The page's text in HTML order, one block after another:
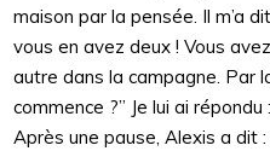
maison par la pensée. Il m’a
vous en avez deux ! Vous
autre dans la campagne. Par
commence ?” Je lui ai
Après une pause, Alexis a dit :